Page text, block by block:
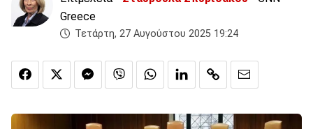
Greece
Τετάρτη, 27 Αυγούστου 2025 19:24